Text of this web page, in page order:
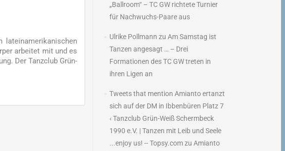
2012"
lateinamerikanischen
arbeitet mit und es
Der Tanzclub Grün-
„Ballroom“ – TC GW richtete Turnier
für Nachwuchs-Paare aus
Ulrike Pollmann zu Am Samstag ist
Tanzen angesagt … – Drei
Formationen des TC GW treten in
ihren Ligen an
Tweets that mention Amianto ertanzt
sich auf der DM in Ibbenbüren Platz 7
‹ Tanzclub Grün-Weiß Schermbeck
1990 e.V. | Tanzen mit Leib und Seele
...enjoy us! -- Topsy.comzu Amianto